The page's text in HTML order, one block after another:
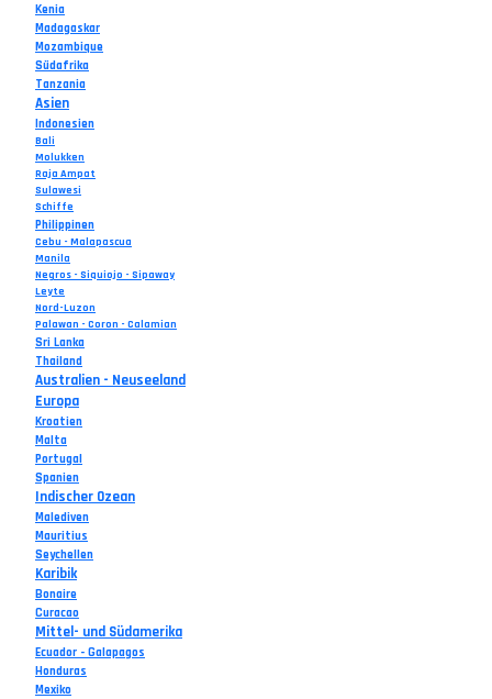
Kenia
Madagaskar
Mozambique
Südafrika
Tanzania
Asien
Indonesien
Bali
Molukken
Raja Ampat
Sulawesi
Schiffe
Philippinen
Cebu - Malapascua
Manila
Negros - Siquiojo - Sipaway
Leyte
Nord-Luzon
Palawan - Coron - Calamian
Sri Lanka
Thailand
Australien - Neuseeland
Europa
Kroatien
Malta
Portugal
Spanien
Indischer Ozean
Malediven
Mauritius
Seychellen
Karibik
Bonaire
Curacao
Mittel- und Südamerika
Ecuador - Galapagos
Honduras
Mexiko